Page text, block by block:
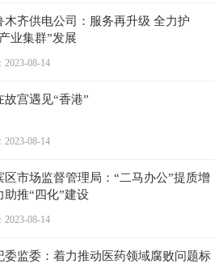
木齐供电公司：服务再升级 全力护
业集群”发展
2023-08-14
故宫遇见“香港”
2023-08-14
区市场监督管理局：“二马办公”提质增
助推“四化”建设
2023-08-14
委监委：着力推动医药领域腐败问题标